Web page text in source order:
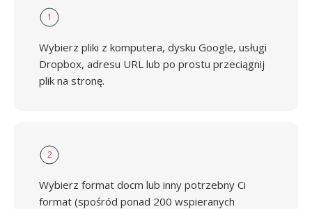
1
Wybierz pliki z komputera, dysku Google, usługi
Dropbox, adresu URL lub po prostu przeciągnij
plik na stronę.
2
Wybierz format docm lub inny potrzebny Ci
format (spośród ponad 200 wspieranych